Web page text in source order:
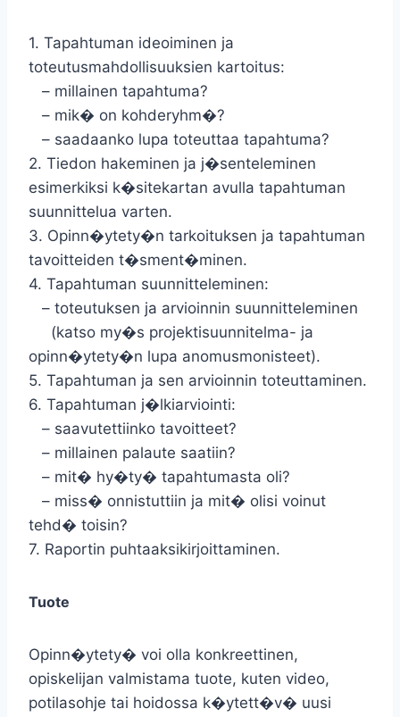
1. Tapahtuman ideoiminen ja
toteutusmahdollisuuksien kartoitus:
– millainen tapahtuma?
– mik� on kohderyhm�?
– saadaanko lupa toteuttaa tapahtuma?
2. Tiedon hakeminen ja j�senteleminen
esimerkiksi k�sitekartan avulla tapahtuman
suunnittelua varten.
3. Opinn�ytety�n tarkoituksen ja tapahtuman
tavoitteiden t�sment�minen.
4. Tapahtuman suunnitteleminen:
– toteutuksen ja arvioinnin suunnitteleminen
(katso my�s projektisuunnitelma- ja
opinn�ytety�n lupa anomusmonisteet).
5. Tapahtuman ja sen arvioinnin toteuttaminen.
6. Tapahtuman j�lkiarviointi:
– saavutettiinko tavoitteet?
– millainen palaute saatiin?
– mit� hy�ty� tapahtumasta oli?
– miss� onnistuttiin ja mit� olisi voinut
tehd� toisin?
7. Raportin puhtaaksikirjoittaminen.
Tuote
Opinn�ytety� voi olla konkreettinen,
opiskelijan valmistama tuote, kuten video,
potilasohje tai hoidossa k�ytett�v� uusi